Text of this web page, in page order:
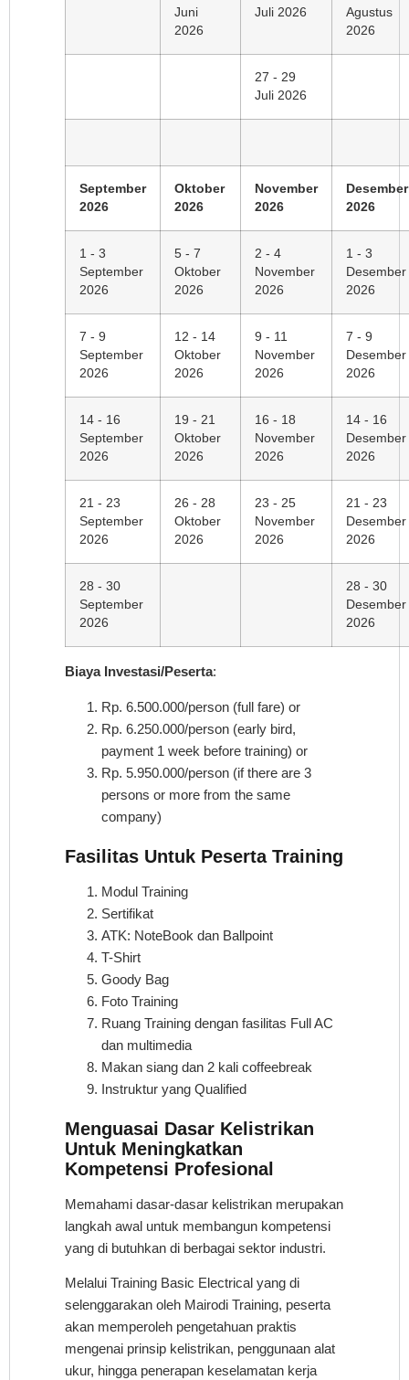
Juni
2026
Juli 2026
Agustus
2026
27 - 29
Juli 2026
September
2026
Oktober
2026
November
2026
Desember
2026
1 - 3
September
2026
5 - 7
Oktober
2026
2 - 4
November
2026
1 - 3
Desember
2026
7 - 9
September
2026
12 - 14
Oktober
2026
9 - 11
November
2026
7 - 9
Desember
2026
14 - 16
September
2026
19 - 21
Oktober
2026
16 - 18
November
2026
14 - 16
Desember
2026
21 - 23
September
2026
26 - 28
Oktober
2026
23 - 25
November
2026
21 - 23
Desember
2026
28 - 30
September
2026
28 - 30
Desember
2026
Biaya Investasi/Peserta:
Rp. 6.500.000/person (full fare) or
Rp. 6.250.000/person (early bird,
payment 1 week before training) or
Rp. 5.950.000/person (if there are 3
persons or more from the same
company)
Fasilitas Untuk Peserta Training
Modul Training
Sertifikat
ATK: NoteBook dan Ballpoint
T-Shirt
Goody Bag
Foto Training
Ruang Training dengan fasilitas Full AC
dan multimedia
Makan siang dan 2 kali coffeebreak
Instruktur yang Qualified
Menguasai Dasar Kelistrikan
Untuk Meningkatkan
Kompetensi Profesional
Memahami dasar-dasar kelistrikan merupakan
langkah awal untuk membangun kompetensi
yang di butuhkan di berbagai sektor industri.
Melalui Training Basic Electrical yang di
selenggarakan oleh Mairodi Training, peserta
akan memperoleh pengetahuan praktis
mengenai prinsip kelistrikan, penggunaan alat
ukur, hingga penerapan keselamatan kerja